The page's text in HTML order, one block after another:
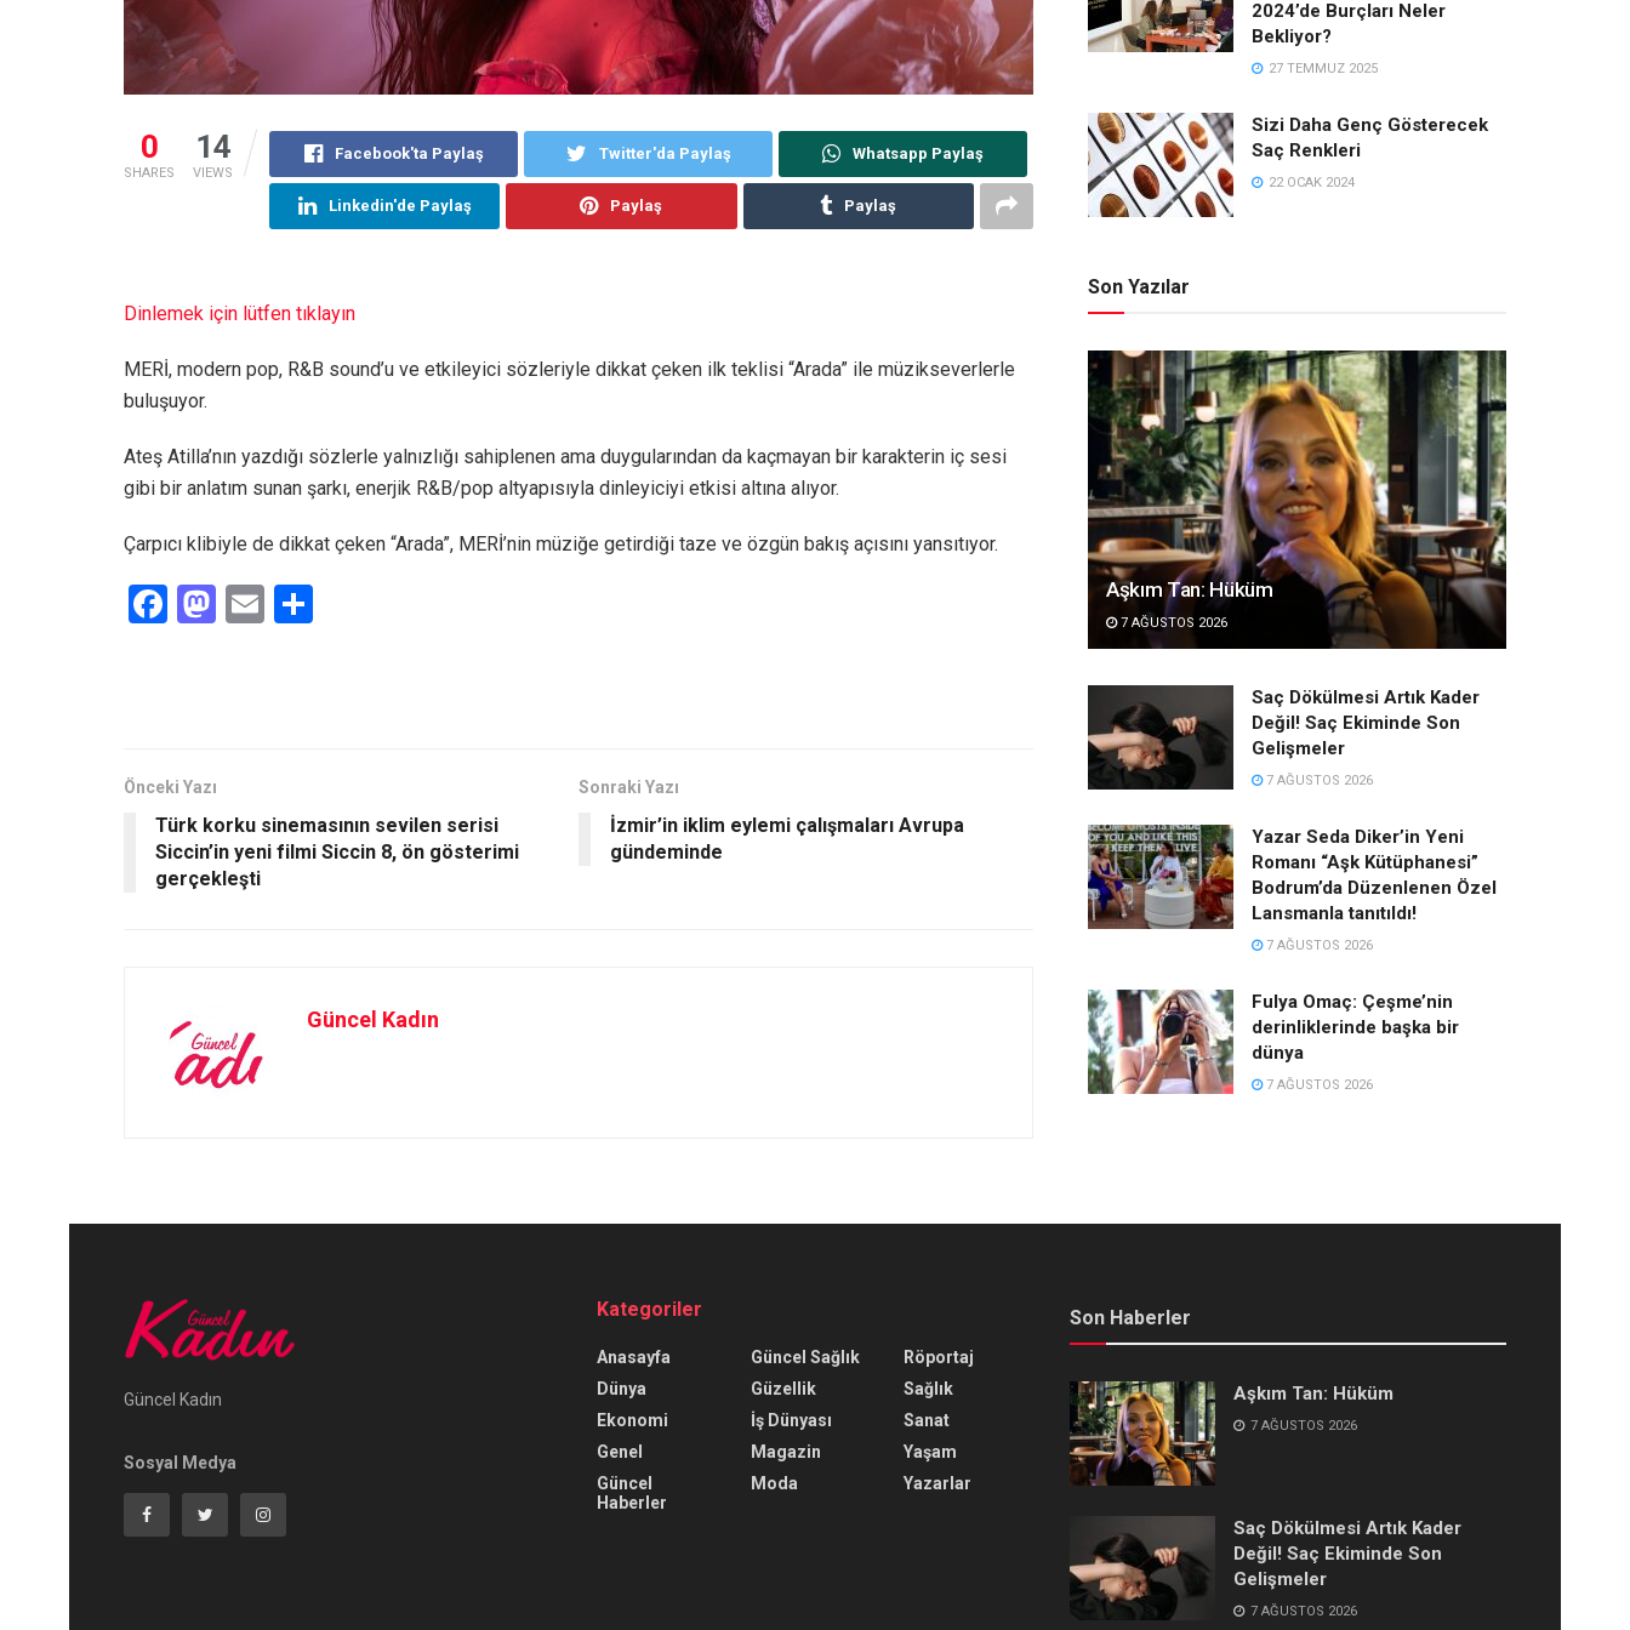
0
SHARES
14
VIEWS
Facebook'ta Paylaş Twitter'da Paylaş Whatsapp Paylaş
Linkedin'de Paylaş Paylaş Paylaş
Dinlemek için lütfen tıklayın
MERİ, modern pop, R&B sound’u ve etkileyici sözleriyle dikkat çeken ilk teklisi “Arada” ile müzikseverlerle
buluşuyor.
Ateş Atilla’nın yazdığı sözlerle yalnızlığı sahiplenen ama duygularından da kaçmayan bir karakterin iç sesi
gibi bir anlatım sunan şarkı, enerjik R&B/pop altyapısıyla dinleyiciyi etkisi altına alıyor.
Çarpıcı klibiyle de dikkat çeken “Arada”, MERİ’nin müziğe getirdiği taze ve özgün bakış açısını yansıtıyor.
F
o
k
M
n
E
Önceki Yazı
Türk korku sinemasının sevilen serisi
Siccin’in yeni filmi Siccin 8, ön gösterimi
gerçekleşti
Sonraki Yazı
İzmir’in iklim eylemi çalışmaları Avrupa
gündeminde
Güncel Kadın
2024’de Burçları Neler
Bekliyor?
27 TEMMUZ 2025
Sizi Daha Genç Gösterecek
Saç Renkleri
22 OCAK 2024
Son Yazılar
Aşkım Tan: Hüküm
7 AĞUSTOS 2026
Saç Dökülmesi Artık Kader
Değil! Saç Ekiminde Son
Gelişmeler
7 AĞUSTOS 2026
Yazar Seda Diker’in Yeni
Romanı “Aşk Kütüphanesi”
Bodrum’da Düzenlenen Özel
Lansmanla tanıtıldı!
7 AĞUSTOS 2026
Fulya Omaç: Çeşme’nin
derinliklerinde başka bir
dünya
7 AĞUSTOS 2026
Güncel Kadın
Sosyal Medya
Kategoriler
Anasayfa
Dünya
Ekonomi
Genel
Güncel
Haberler
Güncel Sağlık
Güzellik
İş Dünyası
Magazin
Moda
Röportaj
Sağlık
Sanat
Yaşam
Yazarlar
Son Haberler
Aşkım Tan: Hüküm
7 AĞUSTOS 2026
Saç Dökülmesi Artık Kader
Değil! Saç Ekiminde Son
Gelişmeler
7 AĞUSTOS 2026